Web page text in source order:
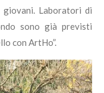
Laboratori di
sono già previsti
con ArtHo”.